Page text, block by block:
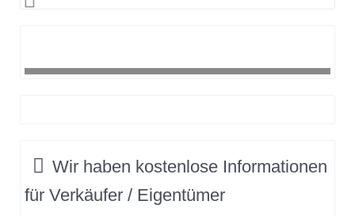
Wir haben kostenlose Informationen
für Verkäufer / Eigentümer